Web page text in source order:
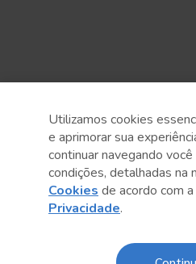
Anterior
Utilizamos cookies
e aprimorar sua
continuar navegando
condições, detalhadas na
Cookies de acordo com
Privacidade.